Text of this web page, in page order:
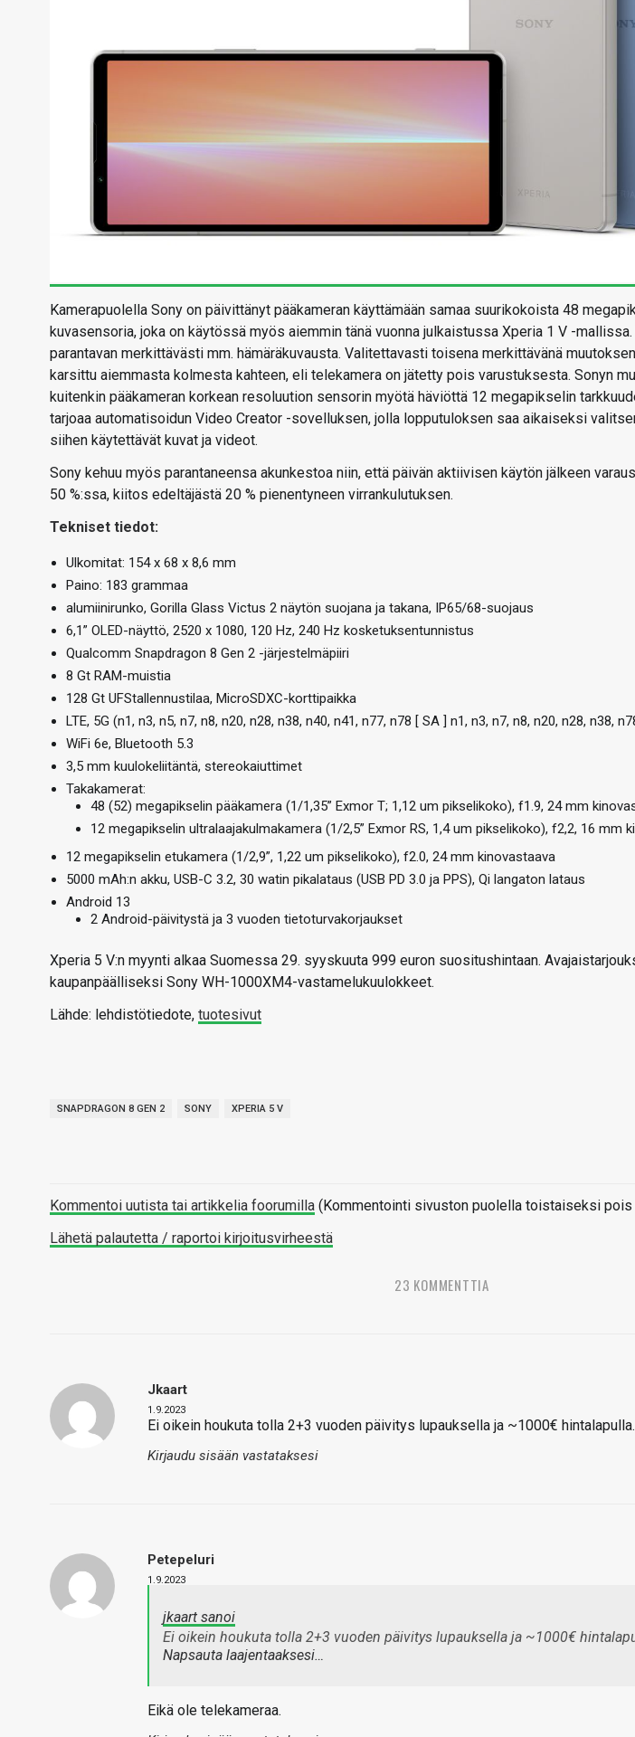
Kamerapuolella Sony on päivittänyt pääkameran käyttämään samaa suurikokoista 48
kuvasensoria, joka on käytössä myös aiemmin tänä vuonna julkaistussa Xperia 1 V -
parantavan merkittävästi mm. hämäräkuvausta. Valitettavasti toisena merkittävänä
karsittu aiemmasta kolmesta kahteen, eli telekamera on jätetty pois varustuksesta. Sonyn
kuitenkin pääkameran korkean resoluution sensorin myötä häviöttä 12 megapikselin
tarjoaa automatisoidun Video Creator -sovelluksen, jolla lopputuloksen saa aikaiseksi
siihen käytettävät kuvat ja videot.
Sony kehuu myös parantaneensa akunkestoa niin, että päivän aktiivisen käytön jälkeen
50 %:ssa, kiitos edeltäjästä 20 % pienentyneen virrankulutuksen.
Tekniset tiedot:
Ulkomitat: 154 x 68 x 8,6 mm
Paino: 183 grammaa
alumiinirunko, Gorilla Glass Victus 2 näytön suojana ja takana, IP65/68-suojaus
6,1” OLED-näyttö, 2520 x 1080, 120 Hz, 240 Hz kosketuksentunnistus
Qualcomm Snapdragon 8 Gen 2 -järjestelmäpiiri
8 Gt RAM-muistia
128 Gt UFStallennustilaa, MicroSDXC-korttipaikka
LTE, 5G (n1, n3, n5, n7, n8, n20, n28, n38, n40, n41, n77, n78 [ SA ] n1, n3, n7, n8, n20, n28, n38,
WiFi 6e, Bluetooth 5.3
3,5 mm kuulokeliitäntä, stereokaiuttimet
Takakamerat:
48 (52) megapikselin pääkamera (1/1,35” Exmor T; 1,12 um pikselikoko), f1.9, 24 mm
12 megapikselin ultralaajakulmakamera (1/2,5” Exmor RS, 1,4 um pikselikoko), f2,2, 16 mm
12 megapikselin etukamera (1/2,9”, 1,22 um pikselikoko), f2.0, 24 mm kinovastaava
5000 mAh:n akku, USB-C 3.2, 30 watin pikalataus (USB PD 3.0 ja PPS), Qi langaton lataus
Android 13
2 Android-päivitystä ja 3 vuoden tietoturvakorjaukset
Xperia 5 V:n myynti alkaa Suomessa 29. syyskuuta 999 euron suositushintaan.
kaupanpäälliseksi Sony WH-1000XM4-vastamelukuulokkeet.
Lähde: lehdistötiedote, tuotesivut
SNAPDRAGON 8 GEN 2 SONY XPERIA 5 V
Kommentoi uutista tai artikkelia foorumilla (Kommentointi sivuston puolella toistaiseksi
Lähetä palautetta / raportoi kirjoitusvirheestä
23 KOMMENTTIA
Jkaart
1.9.2023
Ei oikein houkuta tolla 2+3 vuoden päivitys lupauksella ja ~1000€
Kirjaudu sisään vastataksesi
Petepeluri
1.9.2023
jkaart sanoi
Ei oikein houkuta tolla 2+3 vuoden päivitys lupauksella ja ~1000€
Napsauta laajentaaksesi…
Eikä ole telekameraa.